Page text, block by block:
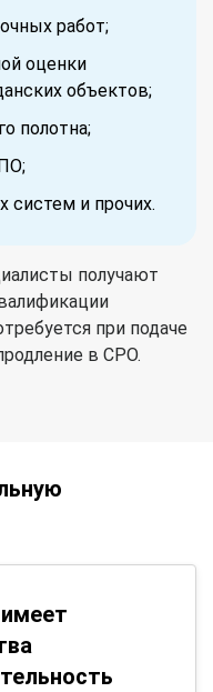
работ;
оценки
объектов;
полотна;
систем и прочих.
получают
при подаче
в СРО.